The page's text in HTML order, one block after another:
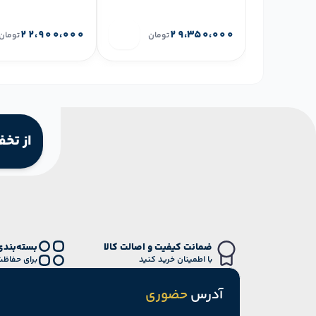
۲۹،۳۵۰،۰۰۰تومان ۲۲،۹۰۰،۰۰۰
از
برای
ضمانت کیفیت و اصالت کالا
با اطمینان خرید کنید
آدرسحضوری